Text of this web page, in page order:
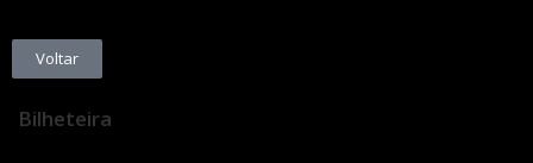
Voltar
Bilheteira